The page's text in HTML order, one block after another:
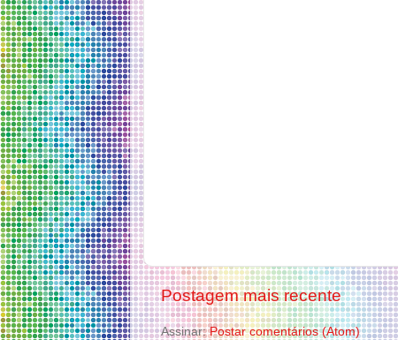
Postagem mais recente
Assinar:Postar comentários (Atom)